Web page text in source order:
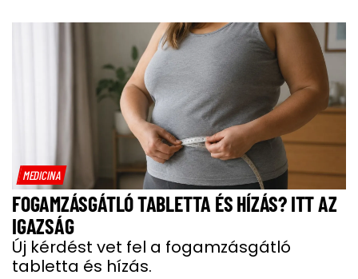
MEDICINA
FOGAMZÁSGÁTLÓ TABLETTA ÉS HÍZÁS? ITT AZ
IGAZSÁG
Új kérdést vet fel a fogamzásgátló
tabletta és hízás.